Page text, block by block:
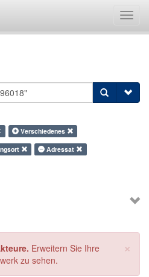
Verschiedenes
Adressat
×
Erweitern Sie Ihre
zu sehen.